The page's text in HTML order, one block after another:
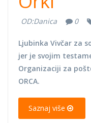
OD:Danica 0
Ljubinka Vivčar za
jer je svojim
Organizaciji za
ORCA.
Saznaj više